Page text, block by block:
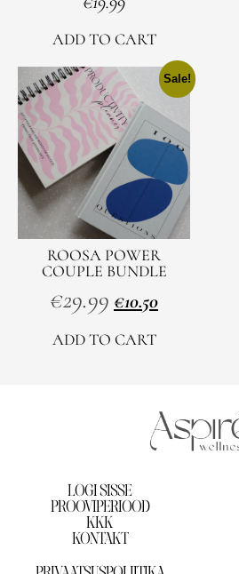
ADD TO CART
Sale!
ROOSA POWER
COUPLE BUNDLE
€29.99 €10.50
ADD TO CART
LOGI SISSE
PROOVIPERIOOD
KKK
KONTAKT